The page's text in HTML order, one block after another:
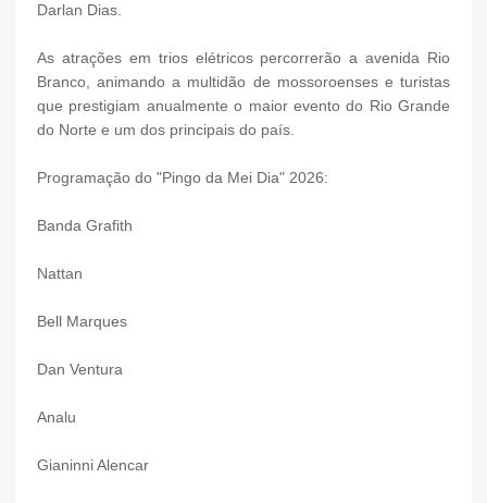
Darlan Dias.
As atrações em trios elétricos percorrerão a avenida Rio
Branco, animando a multidão de mossoroenses e turistas
que prestigiam anualmente o maior evento do Rio Grande
do Norte e um dos principais do país.
Programação do "Pingo da Mei Dia" 2026:
Banda Grafith
Nattan
Bell Marques
Dan Ventura
Analu
Gianinni Alencar